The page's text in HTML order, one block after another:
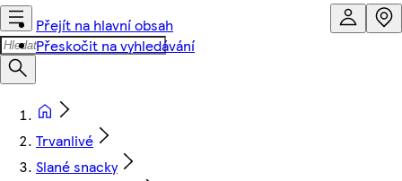
Přejít na hlavní obsah
Přeskočit na vyhledávání
Trvanlivé
Slané snacky